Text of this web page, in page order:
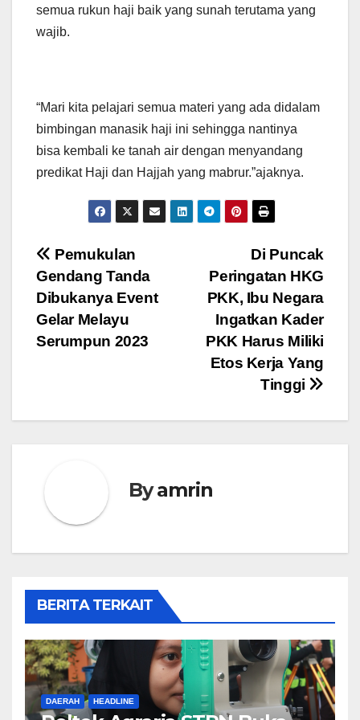
semua rukun haji baik yang sunah terutama yang
wajib.
“Mari kita pelajari semua materi yang ada didalam
bimbingan manasik haji ini sehingga nantinya
bisa kembali ke tanah air dengan menyandang
predikat Haji dan Hajjah yang mabrur.”ajaknya.
Navigasi
pos
Di Puncak
Peringatan HKG
PKK, Ibu Negara
Ingatkan Kader
PKK Harus Miliki
Etos Kerja Yang
Tinggi
Pemukulan
Gendang Tanda
Dibukanya Event
Gelar Melayu
Serumpun 2023
Byamrin
BERITA TERKAIT
DAERAH HEADLINE